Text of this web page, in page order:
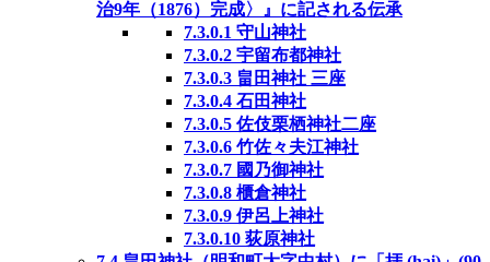
治9年（1876）完成〉』に記される伝承
7.3.0.1 守山神社
7.3.0.2 宇留布都神社
7.3.0.3 畠田神社 三座
7.3.0.4 石田神社
7.3.0.5 佐伎栗栖神社二座
7.3.0.6 竹佐々夫江神社
7.3.0.7 國乃御神社
7.3.0.8 櫃倉神社
7.3.0.9 伊呂上神社
7.3.0.10 荻原神社